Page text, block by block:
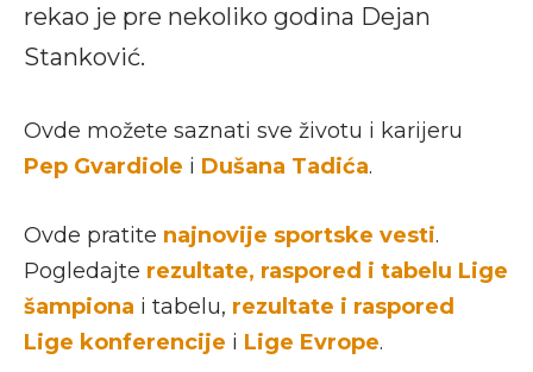
rekao je pre nekoliko godina Dejan
Stanković.
Ovde možete saznati sve životu i karijeru
Pep Gvardiole i Dušana Tadića.
Ovde pratite najnovije sportske vesti.
Pogledajte rezultate, raspored i tabelu Lige
šampiona i tabelu, rezultate i raspored
Lige konferencije i Lige Evrope.